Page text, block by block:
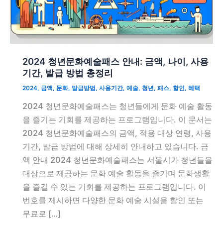
2024 청년문화예술패스 안내: 금액, 나이, 사용
기간, 발급 방법 총정리
2024, 금액, 문화, 발급방법 , 사용기간, 예술, 청년, 패스, 할인, 혜택
2024 청년문화예술패스는 청년들에게 문화 예술 활동
을 즐기는 기회를 제공하는 프로그램입니다. 이 문서는
2024 청년문화예술패스의 금액, 적용 대상 연령, 사용
기간, 발급 방법에 대해 상세히 안내하고 있습니다. 금
액 안내 2024 청년문화예술패스는 서울시가 청년들을
대상으로 제공하는 문화 예술 활동을 즐기며 문화생활
을 즐길 수 있는 기회를 제공하는 프로그램입니다. 이
번호를 제시하면 다양한 문화 예술 시설을 할인 또는
무료로 […]